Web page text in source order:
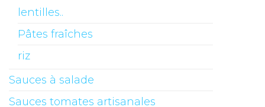
lentilles..
Pâtes fraîches
riz
Sauces à salade
Sauces tomates artisanales